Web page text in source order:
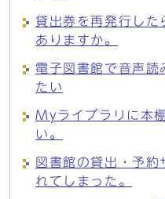
貸出券を再発行した
ありますか。
電子図書館で音声読
たい
Myライブラリに本
い。
図書館の貸出・予約
れてしまった。